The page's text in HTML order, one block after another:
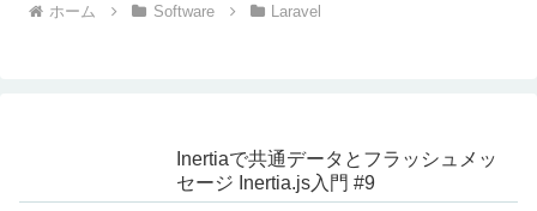
ホーム Software Laravel
Inertiaで共通データとフラッシュメッ
セージ Inertia.js入門 #9